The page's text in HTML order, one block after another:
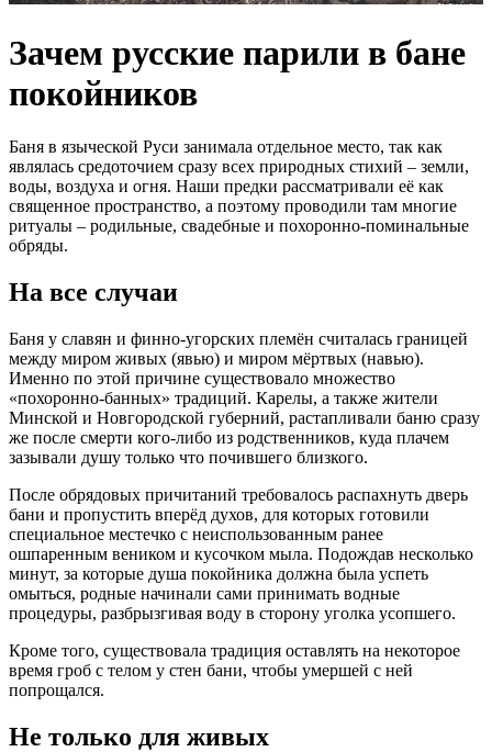
Зачем русские парили в бане
покойников
Баня в языческой Руси занимала отдельное место, так как
являлась средоточием сразу всех природных стихий – земли,
воды, воздуха и огня. Наши предки рассматривали её как
священное пространство, а поэтому проводили там многие
ритуалы – родильные, свадебные и похоронно-поминальные
обряды.
На все случаи
Баня у славян и финно-угорских племён считалась границей
между миром живых (явью) и миром мёртвых (навью).
Именно по этой причине существовало множество
«похоронно-банных» традиций. Карелы, а также жители
Минской и Новгородской губерний, растапливали баню сразу
же после смерти кого-либо из родственников, куда плачем
зазывали душу только что почившего близкого.
После обрядовых причитаний требовалось распахнуть дверь
бани и пропустить вперёд духов, для которых готовили
специальное местечко с неиспользованным ранее
ошпаренным веником и кусочком мыла. Подождав несколько
минут, за которые душа покойника должна была успеть
омыться, родные начинали сами принимать водные
процедуры, разбрызгивая воду в сторону уголка усопшего.
Кроме того, существовала традиция оставлять на некоторое
время гроб с телом у стен бани, чтобы умершей с ней
попрощался.
Не только для живых